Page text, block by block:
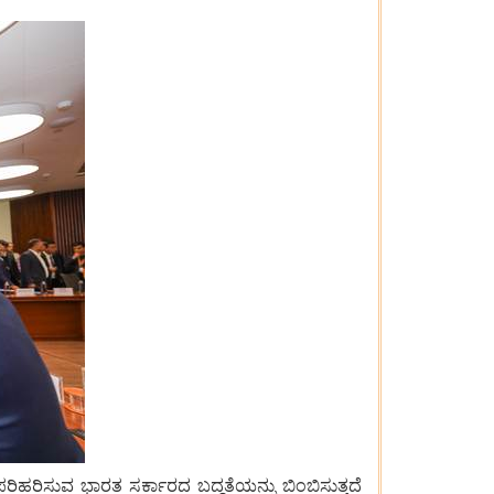
ಭಾರತ ಸರ್ಕಾರದ ಬದ್ಧತೆಯನ್ನು ಬಿಂಬಿಸುತ್ತದೆ